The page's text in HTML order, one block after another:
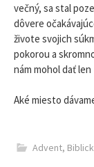
večný, sa stal
dôvere
živote svojich
pokorou a
nám mohol dať len
Aké miesto
Advent,